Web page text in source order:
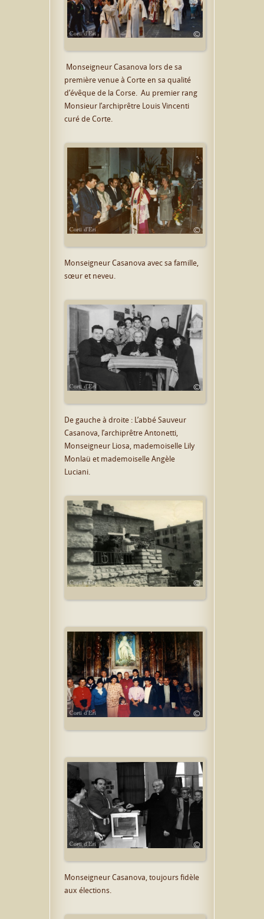
Monseigneur Casanova lors de sa
première venue à Corte en sa qualité
d’évêque de la Corse. Au premier rang
Monsieur l’archiprêtre Louis Vincenti
curé de Corte.
Monseigneur Casanova avec sa famille,
sœur et neveu.
De gauche à droite : L’abbé Sauveur
Casanova, l’archiprêtre Antonetti,
Monseigneur Liosa, mademoiselle Lily
Monlaü et mademoiselle Angèle
Luciani.
Monseigneur Casanova, toujours fidèle
aux élections.